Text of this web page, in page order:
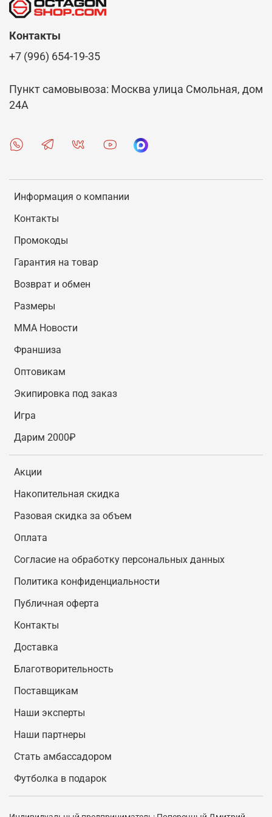
В интернет-магазине Octagon Shop есть
качественная обувь для спорта, выпуском
Осуществляется удобная доставка заказов по
Кумертау.
Информация о компании
Контакты
Промокоды
Гарантия на товар
Возврат и обмен
Размеры
MMA Новости
Франшиза
Оптовикам
Экипировка под заказ
Игра
Дарим 2000₽
Акции
Накопительная скидка
Разовая скидка за объем
Оплата
Согласие на обработку персональных данных
Политика конфиденциальности
Публичная оферта
Контакты
Доставка
Благотворительность
Поставщикам
Наши эксперты
Наши партнеры
Стать амбассадором
Футболка в подарок
Контакты
+7 (996) 654-19-35
Пункт самовывоза: Москва улица Смольная, дом
24А